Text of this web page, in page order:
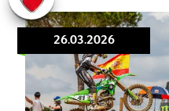
26.03.2026